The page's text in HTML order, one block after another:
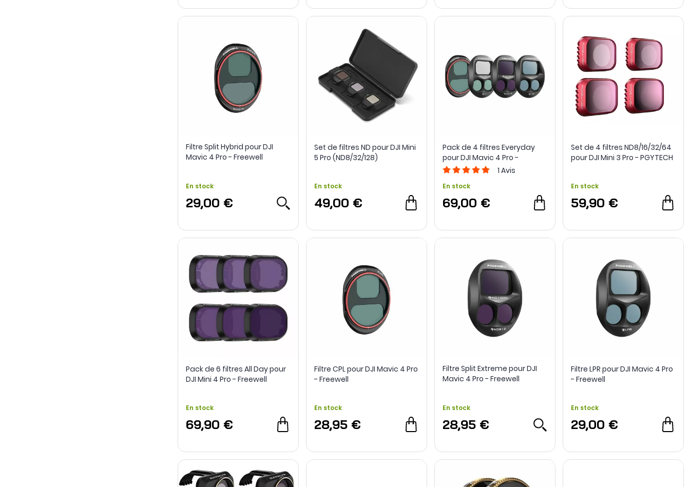
Filtre Split Hybrid pour DJI
Mavic 4 Pro - Freewell
En stock
29,00 €
Set de filtres ND pour DJI Mini
5 Pro (ND8/32/128)
En stock
49,00 €
Pack de 4 filtres Everyday
pour DJI Mavic 4 Pro -
Freewell
1 Avis
En stock
69,00 €
Set de 4 filtres ND8/16/32/64
pour DJI Mini 3 Pro - PGYTECH
En stock
59,90 €
Pack de 6 filtres All Day pour
DJI Mini 4 Pro - Freewell
En stock
69,90 €
Filtre CPL pour DJI Mavic 4 Pro
- Freewell
En stock
28,95 €
Filtre Split Extreme pour DJI
Mavic 4 Pro - Freewell
En stock
28,95 €
Filtre LPR pour DJI Mavic 4 Pro
- Freewell
En stock
29,00 €